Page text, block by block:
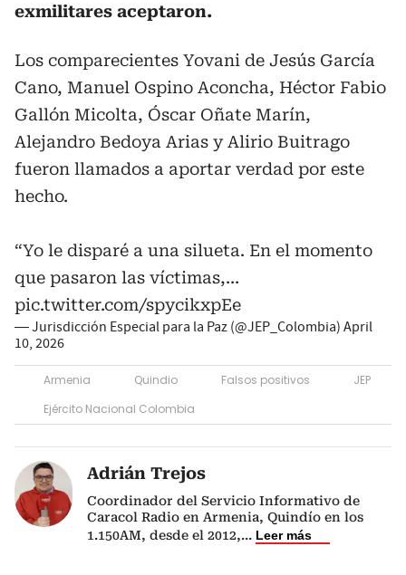
exmilitares aceptaron.
Los comparecientes Yovani de Jesús García
Cano, Manuel Ospino Aconcha, Héctor Fabio
Gallón Micolta, Óscar Oñate Marín,
Alejandro Bedoya Arias y Alirio Buitrago
fueron llamados a aportar verdad por este
hecho.
“Yo le disparé a una silueta. En el momento
que pasaron las víctimas,…
pic.twitter.com/spycikxpEe
— Jurisdicción Especial para la Paz (@JEP_Colombia) April
10, 2026
Armenia Quindio Falsos positivos
JEP
Ejército Nacional Colombia
Adrián Trejos
Coordinador del Servicio Informativo de
Caracol Radio en Armenia, Quindío en los
1.150AM, desde el 2012,... Leer más